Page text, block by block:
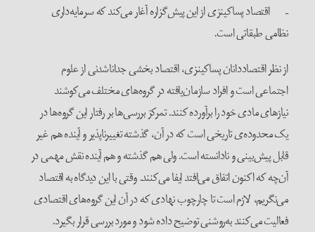
– اقتصاد پساکینزی از این پیش‌گزاره آغار می‌کند که سرمایه‌داری
نظامی طبقاتی است.
از نظر اقتصاددانان پساکینزی، اقتصاد بخشی جداناشدنی از علوم
اجتماعی است و افراد سازمان‌یافته در گروه‌های مختلف می‌کوشند
نیازهای مادی خود را برآورده کنند. تمرکز بررسی‌ها بر رفتار این گروه‌ها در
یک محدوده‌ی تاریخی است که در آن، گذشته تغییرناپذیر و آینده هم غیر
قابل پیش‌بینی و نادانسته است. ولی هم گذشته و هم آینده نقش مهمی در
آن‌چه که اکنون اتفاق می‌افتد ایفا می‌کنند. وقتی با این دیدگاه به اقتصاد
می‌نگریم، لازم است تا چارچوب نهادی که در آن این گروه‌های اقتصادی
فعالیت می‌کنند به‌روشنی توضیح داده شود و مورد بررسی قرار بگیرد.